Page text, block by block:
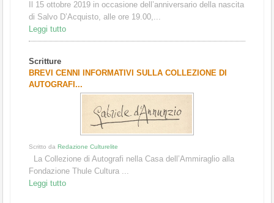
Il 15 ottobre 2019 in occasione dell’anniversario della nascita
di Salvo D’Acquisto, alle ore 19.00,...
Leggi tutto
Scritture
BREVI CENNI INFORMATIVI SULLA COLLEZIONE DI
AUTOGRAFI...
Scritto da Redazione Culturelite
La Collezione di Autografi nella Casa dell’Ammiraglio alla
Fondazione Thule Cultura ...
Leggi tutto